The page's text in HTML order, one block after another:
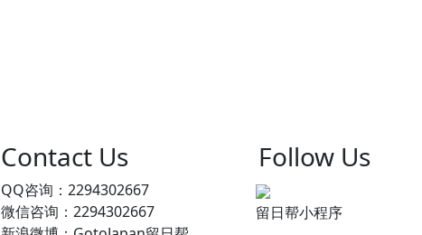
Contact Us
QQ咨询：2294302667
微信咨询：2294302667
Follow Us
留日帮小程序